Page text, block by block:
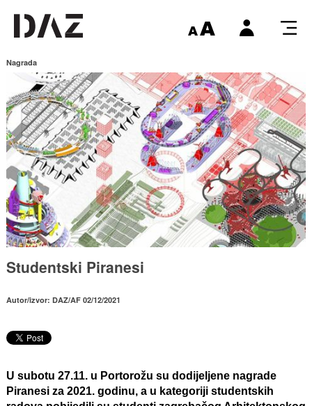
Nagrada
Studentski Piranesi
Autor/izvor: DAZ/AF 02/12/2021
U subotu 27.11. u Portorožu su dodijeljene nagrade
Piranesi za 2021. godinu, a u kategoriji studentskih